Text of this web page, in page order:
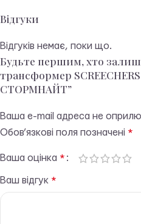
Відгуки
Відгуків немає, поки що.
Будьте першим, хто
трансформер SCREECHERS
СТОРМНАЙТ”
Ваша e-mail адреса не
Обов’язкові поля позначені *
Ваша оцінка *
Ваш відгук *